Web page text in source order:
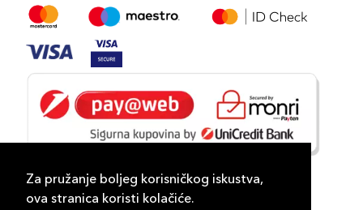
Za pružanje boljeg korisničkog iskustva,
ova stranica koristi kolačiće.